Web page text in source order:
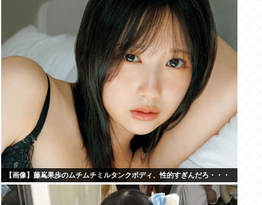
【画像】藤嶌果歩のムチムチミルタンクボディ、性的すぎんだろ・・・